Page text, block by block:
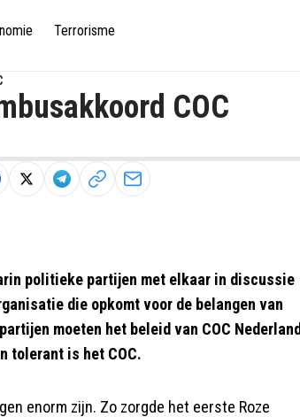
Terrorisme
COC
politieke partijen met elkaar in discussie
die opkomt voor de belangen van
moeten het beleid van COC Nederland
tolerant is het COC.
enorm zijn. Zo zorgde het eerste Roze